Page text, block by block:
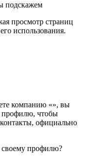
подскажем
просмотр страниц
использования.
компанию «», вы
профилю, чтобы
официально
своему профилю?